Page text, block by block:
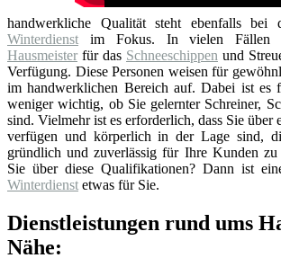
handwerkliche Qualität steht ebenfalls bei
Winterdienst im Fokus. In vielen Fällen
Hausmeister für das Schneeschippen und
Verfügung. Diese Personen weisen für
im handwerklichen Bereich auf. Dabei ist es
weniger wichtig, ob Sie gelernter Schreiner,
sind. Vielmehr ist es erforderlich, dass Sie über
verfügen und körperlich in der Lage sind,
gründlich und zuverlässig für Ihre Kunden zu
Sie über diese Qualifikationen? Dann ist
Winterdienst etwas für Sie.
Dienstleistungen rund ums
Nähe: